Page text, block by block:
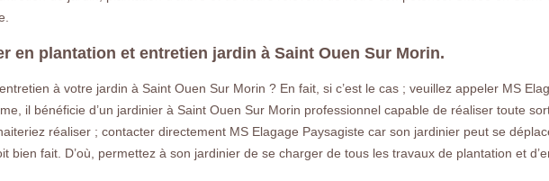
en plantation et entretien jardin à Saint Ouen Sur Morin.
à votre jardin à Saint Ouen Sur Morin ? En fait, si c’est le cas ; veuillez appeler MS
il bénéficie d’un jardinier à Saint Ouen Sur Morin professionnel capable de réaliser toute
réaliser ; contacter directement MS Elagage Paysagiste car son jardinier peut se
bien fait. D’où, permettez à son jardinier de se charger de tous les travaux de plantation et